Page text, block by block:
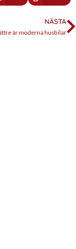
NÄSTA
är moderna husbilar